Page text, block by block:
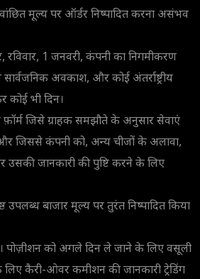
मूल्य पर ऑर्डर निष्पादित करना असंभव
रविवार, 1 जनवरी, कंपनी का निगमीकरण
अवकाश, और कोई अंतर्राष्ट्रीय
कोई भी दिन।
जिसे ग्राहक समझौते के अनुसार सेवाएं
और जिससे कंपनी को, अन्य चीजों के अलावा,
उसकी जानकारी की पुष्टि करने के लिए
उपलब्ध बाजार मूल्य पर तुरंत निष्पादित किया
को अगले दिन ले जाने के लिए वसूली
लिए कैरी-ओवर कमीशन की जानकारी ट्रेडिंग